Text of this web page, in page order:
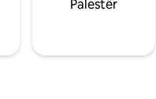
Palestër